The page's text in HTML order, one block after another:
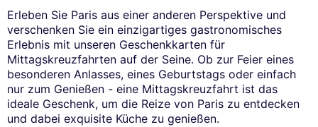
Erleben Sie Paris aus einer anderen Perspektive und
verschenken Sie ein einzigartiges gastronomisches
Erlebnis mit unseren Geschenkkarten für
Mittagskreuzfahrten auf der Seine. Ob zur Feier eines
besonderen Anlasses, eines Geburtstags oder einfach
nur zum Genießen - eine Mittagskreuzfahrt ist das
ideale Geschenk, um die Reize von Paris zu entdecken
und dabei exquisite Küche zu genießen.